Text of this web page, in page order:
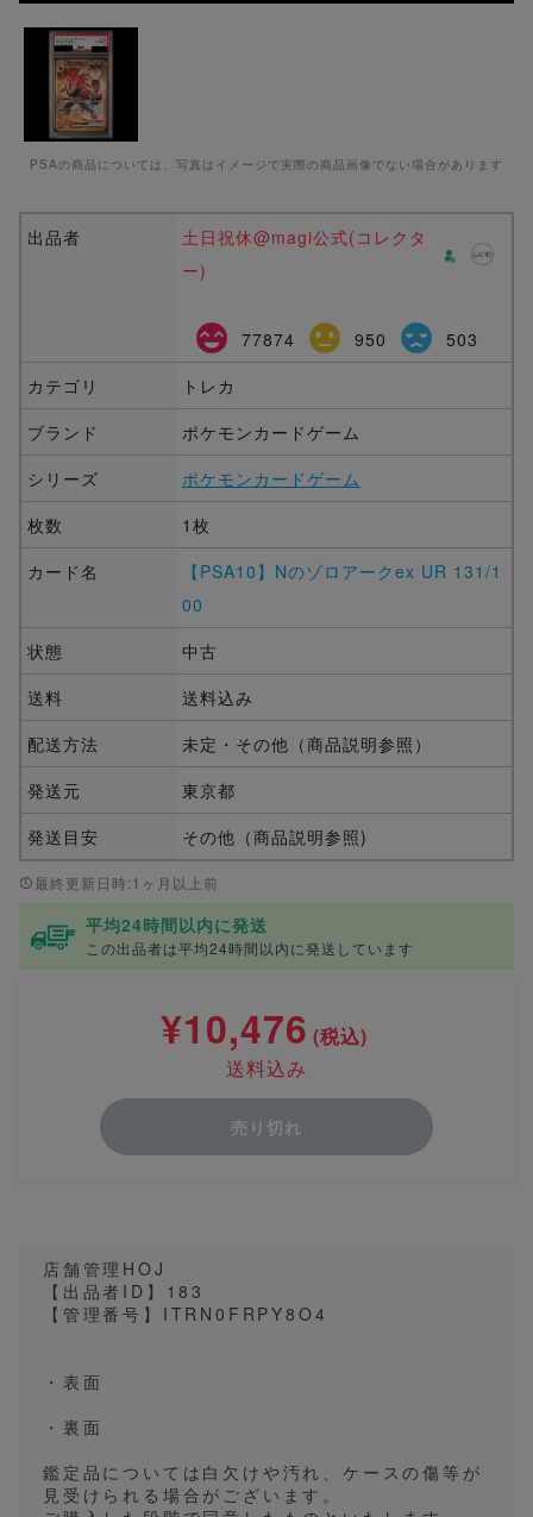
PSAの商品については、写真はイメージで実際の商品画像でない場合があります
出品者
土日祝休@magi公式(コレクタ
ー)
77874 950
503
カテゴリ
トレカ
ブランド
ポケモンカードゲーム
シリーズ
ポケモンカードゲーム
枚数
1枚
カード名
【PSA10】Nのゾロアークex UR 131/1
00
状態
中古
送料
送料込み
配送方法
未定・その他（商品説明参照）
発送元
東京都
発送目安
その他（商品説明参照)
最終更新日時:1ヶ月以上前
平均24時間以内に発送
この出品者は平均24時間以内に発送しています
¥10,476 (税込)
送料込み
売り切れ
店舗管理HOJ
【出品者ID】183
【管理番号】ITRN0FRPY8O4
・表面
・裏面
鑑定品については白欠けや汚れ、ケースの傷等が
見受けられる場合がございます。